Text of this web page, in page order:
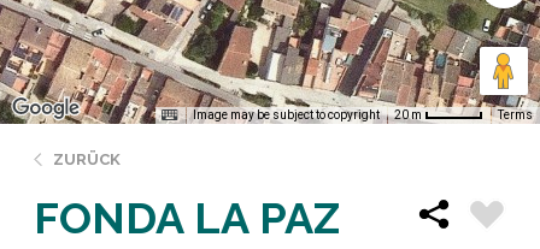
Image may be subject to copyright 20 m Terms
ZURÜCK
FONDA LA PAZ